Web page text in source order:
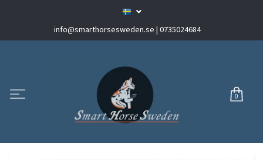
info@smarthorsesweden.se | 0735024684
0